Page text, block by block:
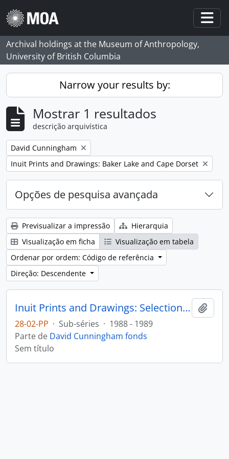
Skip to main content
Archival holdings at the Museum of Anthropology,
University of British Columbia
Narrow your results by:
Mostrar 1 resultados
descrição arquivística
Remove filter:
David Cunningham
Remove filter:
Inuit Prints and Drawings: Baker Lake and Cape Dorset
Opções de pesquisa avançada
Previsualizar a impressão
Hierarquia
Visualização em ficha
Visualização em tabela
Ordenar por ordem: Código de referência
Direção: Descendente
Inuit Prints and Drawings: Selections from the Permanent Collection
28-02-PP · Sub-séries · 1988 - 1989
Parte de David Cunningham fonds
Sem título